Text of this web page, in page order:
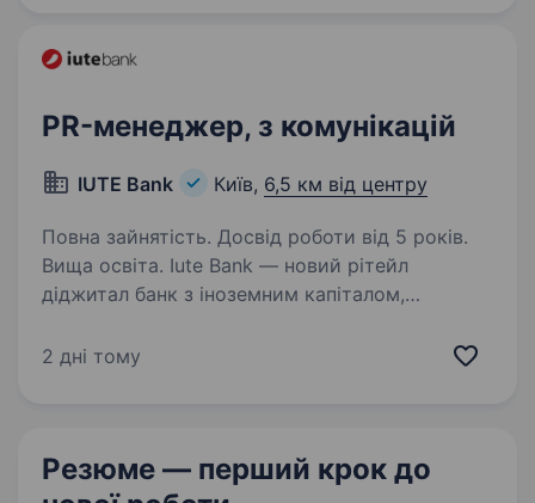
PR-менеджер, з комунікацій
IUTE Bank Київ, 6,5 км від центру
Повна зайнятість. Досвід роботи від 5 років.
Вища освіта. Iute Bank — новий рітейл
дiджитал банк з іноземним капіталом,
клієнтоорієнтований підхід і найкращі
2 дні тому
Резюме — перший крок до